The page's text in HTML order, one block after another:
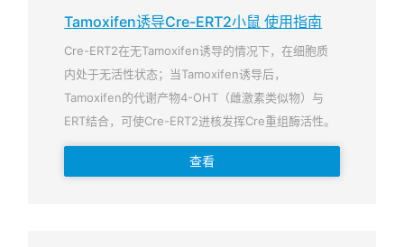
Tamoxifen诱导Cre-ERT2小鼠 使用指南
Cre-ERT2在无Tamoxifen诱导的情况下，在细胞质
内处于无活性状态；当Tamoxifen诱导后，
Tamoxifen的代谢产物4-OHT（雌激素类似物）与
ERT结合，可使Cre-ERT2进核发挥Cre重组酶活性。
查看